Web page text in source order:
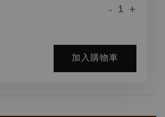
- +
加入購物車